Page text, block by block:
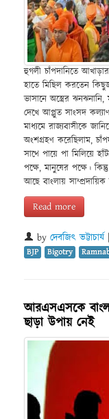
হুগলী চাঁপদানিতে
হাতে মিছিল করতেন
ভাসানে অস্ত্রের
দেখে আপ্লুত সাংসদ
মাধ্যমে রাজ্যবাসীকে
অংশগ্রহণ করেছিলাম,
সাথে পায়ে পা মিলিয়ে
পক্ষে, মানুষের পক্ষে।
আছে বাংলায়
Read more
by দেবজিৎ ভট্টাচার্য
BJP
Bigotry
আরএসএসকে
ছাড়া উপায় নেই